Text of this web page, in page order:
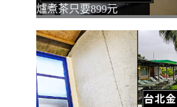
爐煮茶只要899元